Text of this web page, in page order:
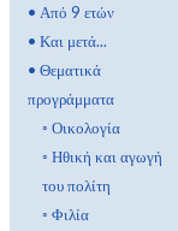
• Από 9 ετών
• Και μετά...
• Θεματικά
προγράμματα
◦ Οικολογία
◦ Ηθική και αγωγή
του πολίτη
◦ Φιλία